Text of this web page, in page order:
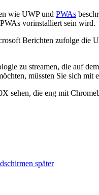
wie UWP und PWAs
vorinstalliert sein wird.
Berichten zufolge
zu streamen, die auf
müssten Sie sich
sehen, die eng mit
später